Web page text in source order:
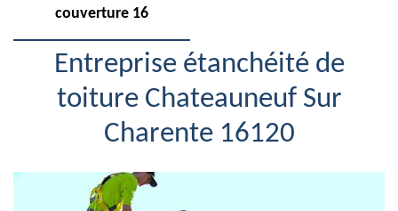
couverture 16
Entreprise étanchéité de
toiture Chateauneuf Sur
Charente 16120